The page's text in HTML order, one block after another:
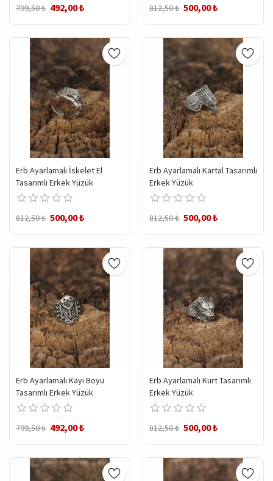
799,50 ₺ 492,00 ₺ 812,50 ₺ 500,00 ₺
Erb Ayarlamalı İskelet El
Tasarımlı Erkek Yüzük
812,50 ₺ 500,00 ₺
Erb Ayarlamalı Kartal Tasarımlı
Erkek Yüzük
812,50 ₺ 500,00 ₺
Erb Ayarlamalı Kayı Boyu
Tasarımlı Erkek Yüzük
799,50 ₺ 492,00 ₺
Erb Ayarlamalı Kurt Tasarımlı
Erkek Yüzük
812,50 ₺ 500,00 ₺